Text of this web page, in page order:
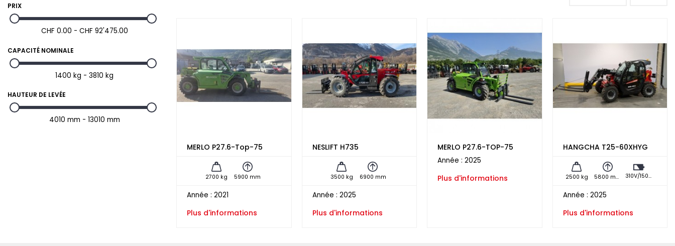
MERLO P27.6-Top-75
Année : 2021
5900 mm
2700 kg
Plus d'informations
NESLIFT H735
Année : 2025
6900 mm
3500 kg
Plus d'informations
MERLO P27.6-TOP-75
Année : 2025
Plus d'informations
HANGCHA T25-60XHYG
Année : 2025
310V/150Ah
5800 mm
2500 kg
Plus d'informations
PRIX
CHF 0.00 - CHF 92'475.00
CAPACITÉ NOMINALE
1400 kg - 3810 kg
HAUTEUR DE LEVÉE
4010 mm - 13010 mm